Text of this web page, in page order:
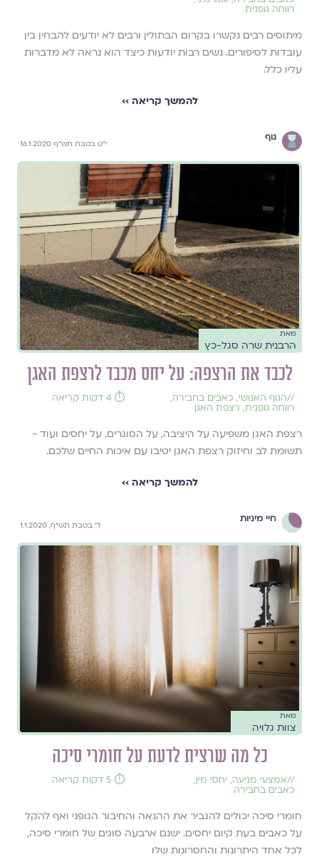
רווחה גופנית
מיתוסים רבים נקשרו בקרום הבתולין ורבים לא יודעים להבחין בין
עובדות לסיפורים. נשים רבות יודעות כיצד הוא נראה לא מדברות
עליו כלל.
להמשך קריאה ››
גוף
י"ט בטבת תש"ף 16.1.2020
מאת
הרבנית שרה סגל-כץ
לכבד את הרצפה: על יחס מכבד לרצפת האגן
//הגוף האנושי, כאבים בחבירה,
רווחה גופנית, רצפת האגן
⏱️ 4 דקות קריאה
רצפת האגן משפיעה על היציבה, על הסוגרים, על יחסים ועוד -
תשומת לב וחיזוק רצפת האגן יטיבו עם איכות החיים שלכם.
להמשך קריאה ››
חיי מיניות
ד' בטבת תש"ף, 1.1.2020
מאת
צוות גלויה
כל מה שרצית לדעת על חומרי סיכה
//אמצעי מניעה, יחסי מין,
כאבים בחבירה
⏱️ 5 דקות קריאה
חומרי סיכה יכולים להגביר את ההנאה והחיבור הגופני ואף להקל
על כאבים בעת קיום יחסים. ישנם ארבעה סוגים של חומרי סיכה,
לכל אחד היתרונות והחסרונות שלו